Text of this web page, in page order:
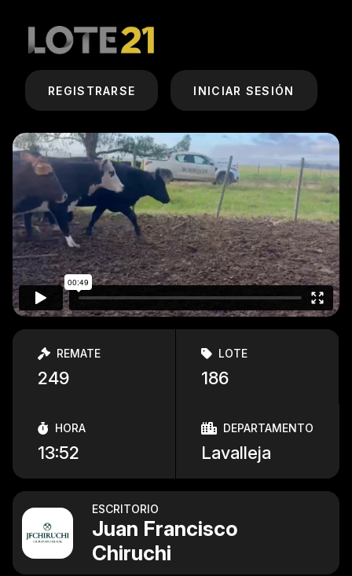
REGISTRARSE INICIAR SESIÓN
REMATE
249
LOTE
186
HORA
13:52
DEPARTAMENTO
Lavalleja
ESCRITORIO
Juan Francisco
Chiruchi